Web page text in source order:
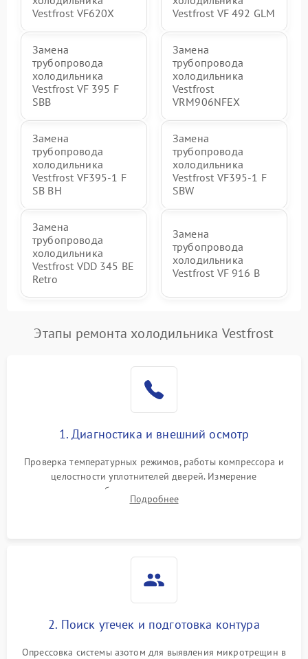
Vestfrost VF620X
Vestfrost VF 492 GLM
Замена
трубопровода
холодильника
Vestfrost VF 395 F
SBB
Замена
трубопровода
холодильника
Vestfrost
VRM906NFEX
Замена
трубопровода
холодильника
Vestfrost VF395-1 F
SB BH
Замена
трубопровода
холодильника
Vestfrost VF395-1 F
SBW
Замена
трубопровода
холодильника
Vestfrost VDD 345 BE
Retro
Замена
трубопровода
холодильника
Vestfrost VF 916 B
Этапы ремонта холодильника Vestfrost
1. Диагностика и внешний осмотр
Проверка температурных режимов, работы компрессора и
целостности уплотнителей дверей. Измерение
сопротивления обмоток мотора, проверка термостата и
считывание кодов ошибок с электронного дисплея.
Подробнее
2. Поиск утечек и подготовка контура
Опрессовка системы азотом для выявления микротрещин в